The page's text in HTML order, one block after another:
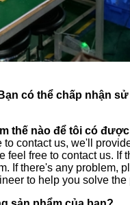
có thể chấp nhận
thế nào để tôi có
to contact us, we'll
feel free to contact us.
If there's any problem,
to help you solve the